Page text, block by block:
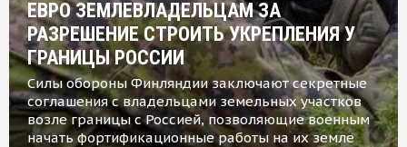
ЕВРО ЗЕМЛЕВЛАДЕЛЬЦАМ ЗА
РАЗРЕШЕНИЕ СТРОИТЬ УКРЕПЛЕНИЯ У
ГРАНИЦЫ РОССИИ
Силы обороны Финляндии заключают секретные
соглашения с владельцами земельных участков
возле границы с Россией, позволяющие военным
начать фортификационные работы на их земле